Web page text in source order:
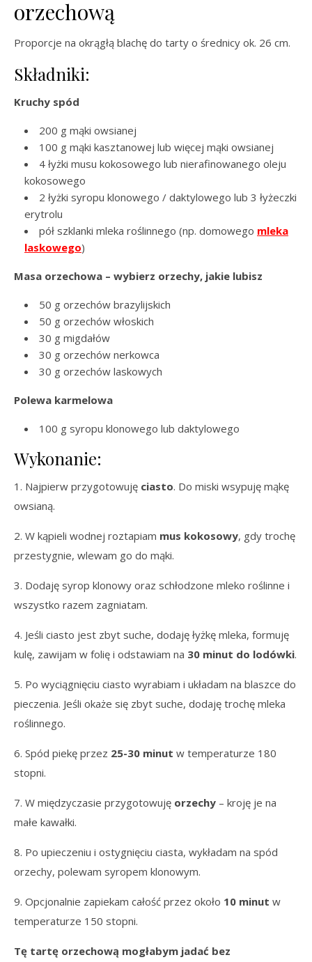
orzechową
Proporcje na okrągłą blachę do tarty o średnicy ok. 26 cm.
Składniki:
Kruchy spód
200 g mąki owsianej
100 g mąki kasztanowej lub więcej mąki owsianej
4 łyżki musu kokosowego lub nierafinowanego oleju
kokosowego
2 łyżki syropu klonowego / daktylowego lub 3 łyżeczki
erytrolu
pół szklanki mleka roślinnego (np. domowego mleka
laskowego)
Masa orzechowa – wybierz orzechy, jakie lubisz
50 g orzechów brazylijskich
50 g orzechów włoskich
30 g migdałów
30 g orzechów nerkowca
30 g orzechów laskowych
Polewa karmelowa
100 g syropu klonowego lub daktylowego
Wykonanie:
1. Najpierw przygotowuję ciasto. Do miski wsypuję mąkę
owsianą.
2. W kąpieli wodnej roztapiam mus kokosowy, gdy trochę
przestygnie, wlewam go do mąki.
3. Dodaję syrop klonowy oraz schłodzone mleko roślinne i
wszystko razem zagniatam.
4. Jeśli ciasto jest zbyt suche, dodaję łyżkę mleka, formuję
kulę, zawijam w folię i odstawiam na 30 minut do lodówki.
5. Po wyciągnięciu ciasto wyrabiam i układam na blaszce do
pieczenia. Jeśli okaże się zbyt suche, dodaję trochę mleka
roślinnego.
6. Spód piekę przez 25-30 minut w temperaturze 180
stopni.
7. W międzyczasie przygotowuję orzechy – kroję je na
małe kawałki.
8. Po upieczeniu i ostygnięciu ciasta, wykładam na spód
orzechy, polewam syropem klonowym.
9. Opcjonalnie zapiekam całość przez około 10 minut w
temperaturze 150 stopni.
Tę tartę orzechową mogłabym jadać bez